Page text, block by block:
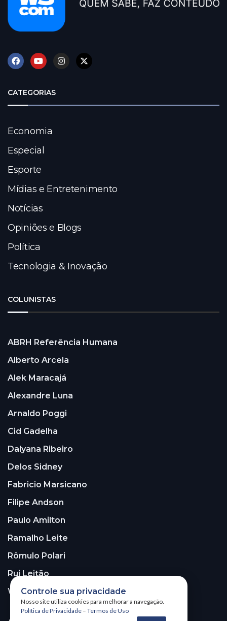
CATEGORIAS
Economia
Especial
Esporte
Mídias e Entretenimento
Notícias
Opiniões e Blogs
Política
Tecnologia & Inovação
COLUNISTAS
ABRH Referência Humana
Alberto Arcela
Alek Maracajá
Alexandre Luna
Arnaldo Poggi
Cid Gadelha
Dalyana Ribeiro
Delos Sidney
Fabricio Marsicano
Filipe Andson
Paulo Amilton
Ramalho Leite
Rômulo Polari
Rui Leitão
Walter Santos
Controle sua privacidade
Nosso site utiliza cookies para melhorar a navegação.
Política de Privacidade – Termos de Uso